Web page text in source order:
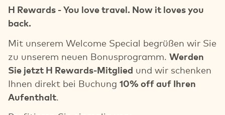
H Rewards - You love travel. Now it loves you
back.
Mit unserem Welcome Special begrüßen wir Sie
zu unserem neuen Bonusprogramm. Werden
Sie jetzt H Rewards-Mitglied und wir schenken
Ihnen direkt bei Buchung 10% off auf Ihren
Aufenthalt.